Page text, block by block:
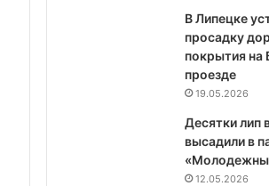
В Липецке
просадку
покрытия на
проезде
19.05.2026
Десятки лип
высадили в
12.05.2026